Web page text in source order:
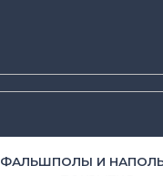
ФАЛЬШПОЛЫ И